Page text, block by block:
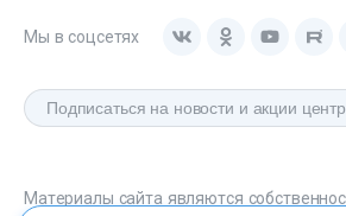
Мы в соцсетях
Материалы сайта являются